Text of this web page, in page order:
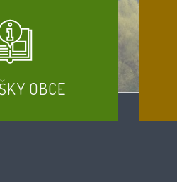
OBCE